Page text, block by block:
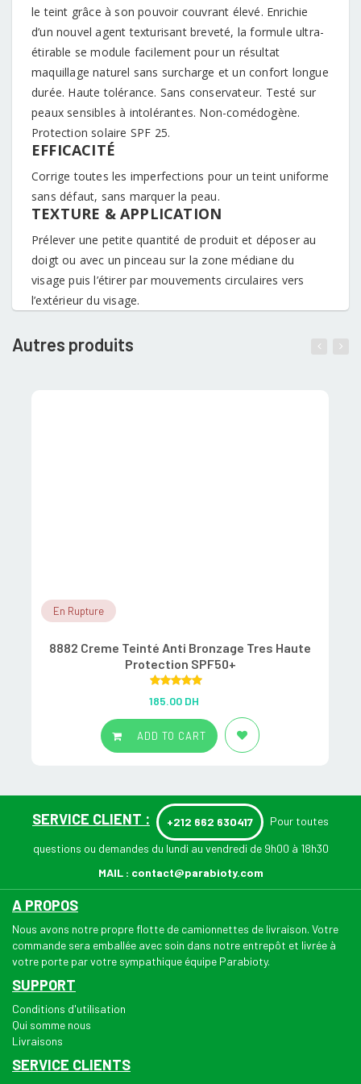
le teint grâce à son pouvoir couvrant élevé. Enrichie
d’un nouvel agent texturisant breveté, la formule ultra-
étirable se module facilement pour un résultat
maquillage naturel sans surcharge et un confort longue
durée. Haute tolérance. Sans conservateur. Testé sur
peaux sensibles à intolérantes. Non-comédogène.
Protection solaire SPF 25.
EFFICACITÉ
Corrige toutes les imperfections pour un teint uniforme
sans défaut, sans marquer la peau.
TEXTURE & APPLICATION
Prélever une petite quantité de produit et déposer au
doigt ou avec un pinceau sur la zone médiane du
visage puis l’étirer par mouvements circulaires vers
l’extérieur du visage.
Autres produits
En Rupture
8882 Creme Teinté Anti Bronzage Tres Haute
Protection SPF50+
out of 5
185.00 DH
ADD TO CART
SERVICE CLIENT : +212 662 630417 Pour toutes
questions ou demandes du lundi au vendredi de 9h00 à 18h30
MAIL : contact@parabioty.com
A PROPOS
Nous avons notre propre flotte de camionnettes de livraison. Votre
commande sera emballée avec soin dans notre entrepôt et livrée à
votre porte par votre sympathique équipe Parabioty.
SUPPORT
Conditions d'utilisation
Qui somme nous
Livraisons
SERVICE CLIENTS